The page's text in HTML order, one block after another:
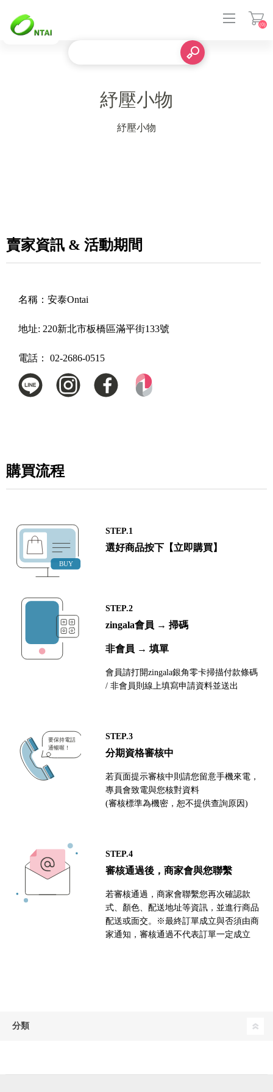
(0)
紓壓小物
紓壓小物
賣家資訊 & 活動期間
名稱： 安泰Ontai
地址: 220新北市板橋區滿平街133號
電話： 02-2686-0515
購買流程
STEP.1
選好商品按下【立即購買】
STEP.2
zingala會員 → 掃碼
非會員 → 填單
會員請打開zingala銀角零卡掃描付款條碼
/ 非會員則線上填寫申請資料並送出
STEP.3
分期資格審核中
若頁面提示審核中則請您留意手機來電，
專員會致電與您核對資料
(審核標準為機密，恕不提供查詢原因)
STEP.4
審核通過後，商家會與您聯繫
若審核通過，商家會聯繫您再次確認款
式、顏色、配送地址等資訊，並進行商品
配送或面交。※最終訂單成立與否須由商
家通知，審核通過不代表訂單一定成立
分類